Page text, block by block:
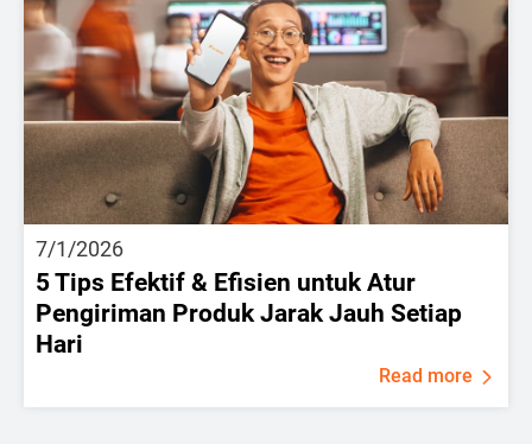
7/1/2026
5 Tips Efektif & Efisien untuk Atur
Pengiriman Produk Jarak Jauh Setiap
Hari
Read more